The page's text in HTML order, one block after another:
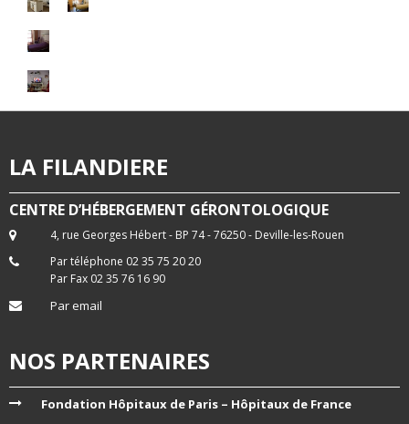
LA FILANDIERE
CENTRE D’HÉBERGEMENT GÉRONTOLOGIQUE
4, rue Georges Hébert - BP 74 - 76250 - Deville-les-Rouen
Par téléphone 02 35 75 20 20
Par Fax 02 35 76 16 90
Par email
NOS PARTENAIRES
Fondation Hôpitaux de Paris – Hôpitaux de France